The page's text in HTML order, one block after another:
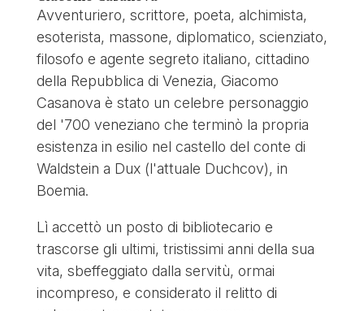
Avventuriero, scrittore, poeta, alchimista,
esoterista, massone, diplomatico, scienziato,
filosofo e agente segreto italiano, cittadino
della Repubblica di Venezia, Giacomo
Casanova è stato un celebre personaggio
del '700 veneziano che terminò la propria
esistenza in esilio nel castello del conte di
Waldstein a Dux (l'attuale Duchcov), in
Boemia.
Lì accettò un posto di bibliotecario e
trascorse gli ultimi, tristissimi anni della sua
vita, sbeffeggiato dalla servitù, ormai
incompreso, e considerato il relitto di